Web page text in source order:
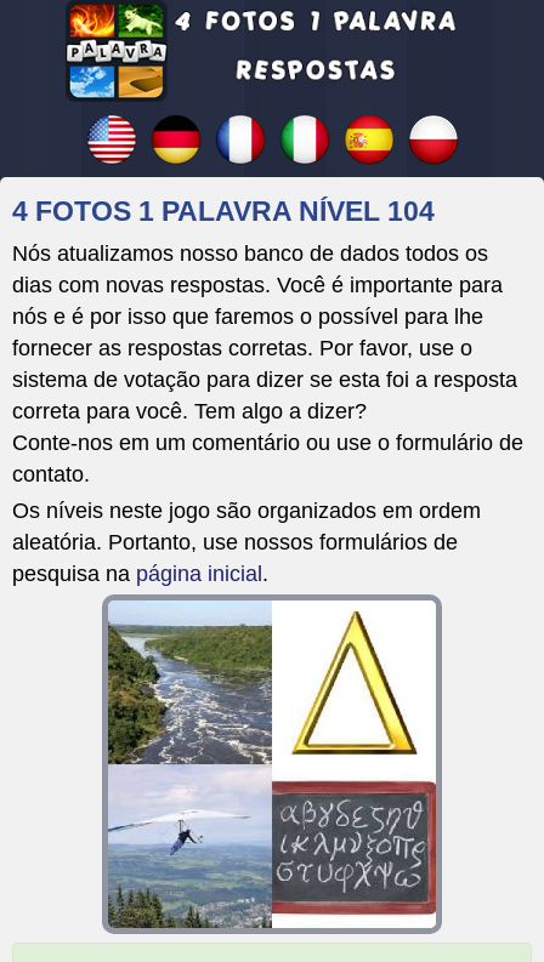
4 FOTOS 1 PALAVRA NÍVEL 104
Nós atualizamos nosso banco de dados todos os
dias com novas respostas. Você é importante para
nós e é por isso que faremos o possível para lhe
fornecer as respostas corretas. Por favor, use o
sistema de votação para dizer se esta foi a resposta
correta para você. Tem algo a dizer?
Conte-nos em um comentário ou use o formulário de
contato.
Os níveis neste jogo são organizados em ordem
aleatória. Portanto, use nossos formulários de
pesquisa na página inicial.